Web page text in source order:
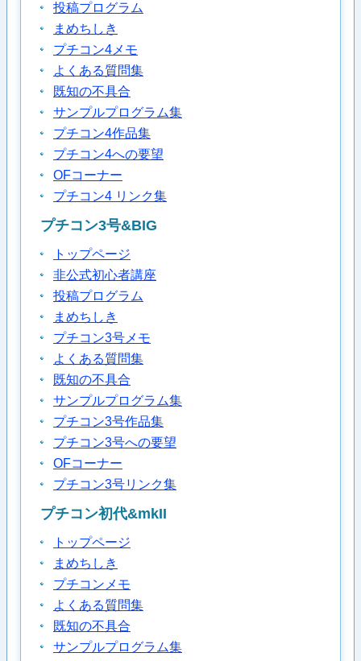
投稿プログラム
まめちしき
プチコン4メモ
よくある質問集
既知の不具合
サンプルプログラム集
プチコン4作品集
プチコン4への要望
OFコーナー
プチコン4 リンク集
プチコン3号&BIG
トップページ
非公式初心者講座
投稿プログラム
まめちしき
プチコン3号メモ
よくある質問集
既知の不具合
サンプルプログラム集
プチコン3号作品集
プチコン3号への要望
OFコーナー
プチコン3号リンク集
プチコン初代&mkII
トップページ
まめちしき
プチコンメモ
よくある質問集
既知の不具合
サンプルプログラム集